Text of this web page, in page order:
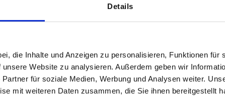
Details
die Inhalte und Anzeigen zu personalisieren, Funktionen für
unsere Website zu analysieren. Außerdem geben wir
für soziale Medien, Werbung und Analysen weiter.
mit weiteren Daten zusammen, die Sie ihnen bereitgestellt
Abständen mehrmals täglich aktualisiert.
Bestellung erfahren Sie das bestätigte
1-3 Tage
4-20 Tage